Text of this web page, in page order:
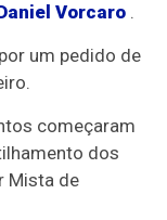
Vorcaro .
um pedido de
começaram
dos
Mista de